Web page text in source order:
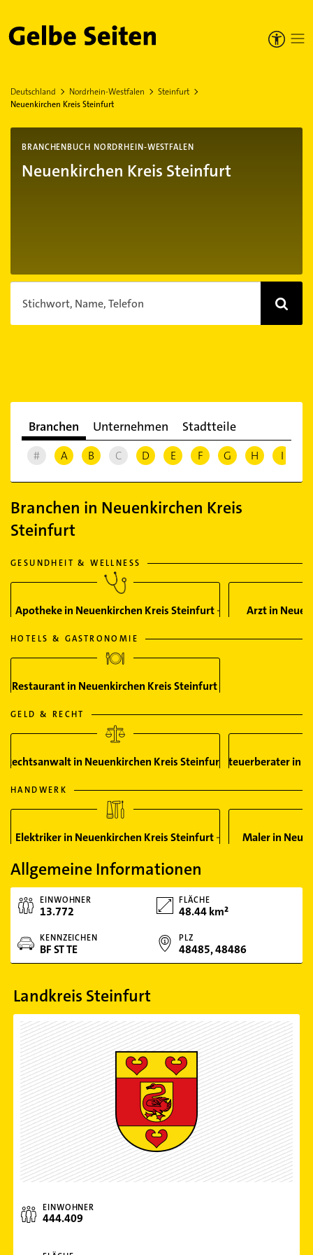
Gelbe Seiten
Deutschland Nordrhein-Westfalen
Steinfurt
Neuenkirchen Kreis Steinfurt
BRANCHENBUCH NORDRHEIN-WESTFALEN
Neuenkirchen Kreis Steinfurt
Stichwort, Name, Telefon
Branchen Unternehmen Stadtteile
# A B C D E F G H I
Branchen in Neuenkirchen Kreis
Steinfurt
GESUNDHEIT & WELLNESS
Apotheke in Neuenkirchen Kreis Steinfurt Arzt in
HOTELS & GASTRONOMIE
Restaurant in Neuenkirchen Kreis Steinfurt
GELD & RECHT
Rechtsanwalt in Neuenkirchen Kreis Steinfurt Steuerberater in
HANDWERK
Elektriker in Neuenkirchen Kreis Steinfurt Maler in
Allgemeine Informationen
EINWOHNER
13.772
FLÄCHE
48.44 km²
KENNZEICHEN
BF ST TE
PLZ
48485, 48486
Landkreis Steinfurt
EINWOHNER
444.409